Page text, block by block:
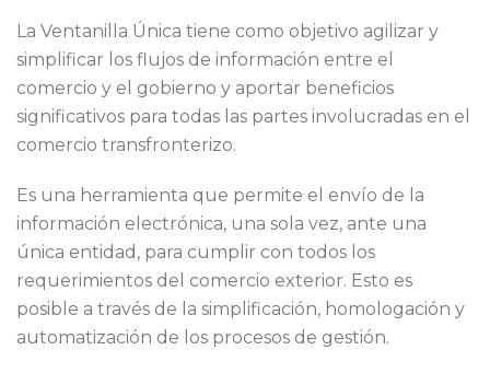
La Ventanilla Única tiene como objetivo agilizar y
simplificar los flujos de información entre el
comercio y el gobierno y aportar beneficios
significativos para todas las partes involucradas en el
comercio transfronterizo.
Es una herramienta que permite el envío de la
información electrónica, una sola vez, ante una
única entidad, para cumplir con todos los
requerimientos del comercio exterior. Esto es
posible a través de la simplificación, homologación y
automatización de los procesos de gestión.